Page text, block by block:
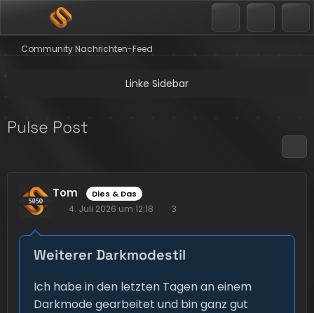
Community Nachrichten-Feed
Pulse Post
Tom Dies & Das
4. Juli 2026 um 12:18 3
Weiterer Darkmodestil
Ich habe in den letzten Tagen an einem
Darkmode gearbeitet und bin ganz gut